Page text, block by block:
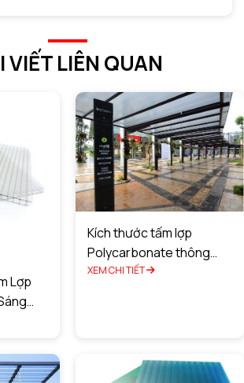
VIẾT LIÊN QUAN
Lợp
Kích thước tấm lợp
Polycarbonate thông
minh là bao nhiêu?
XEM CHI TIẾT